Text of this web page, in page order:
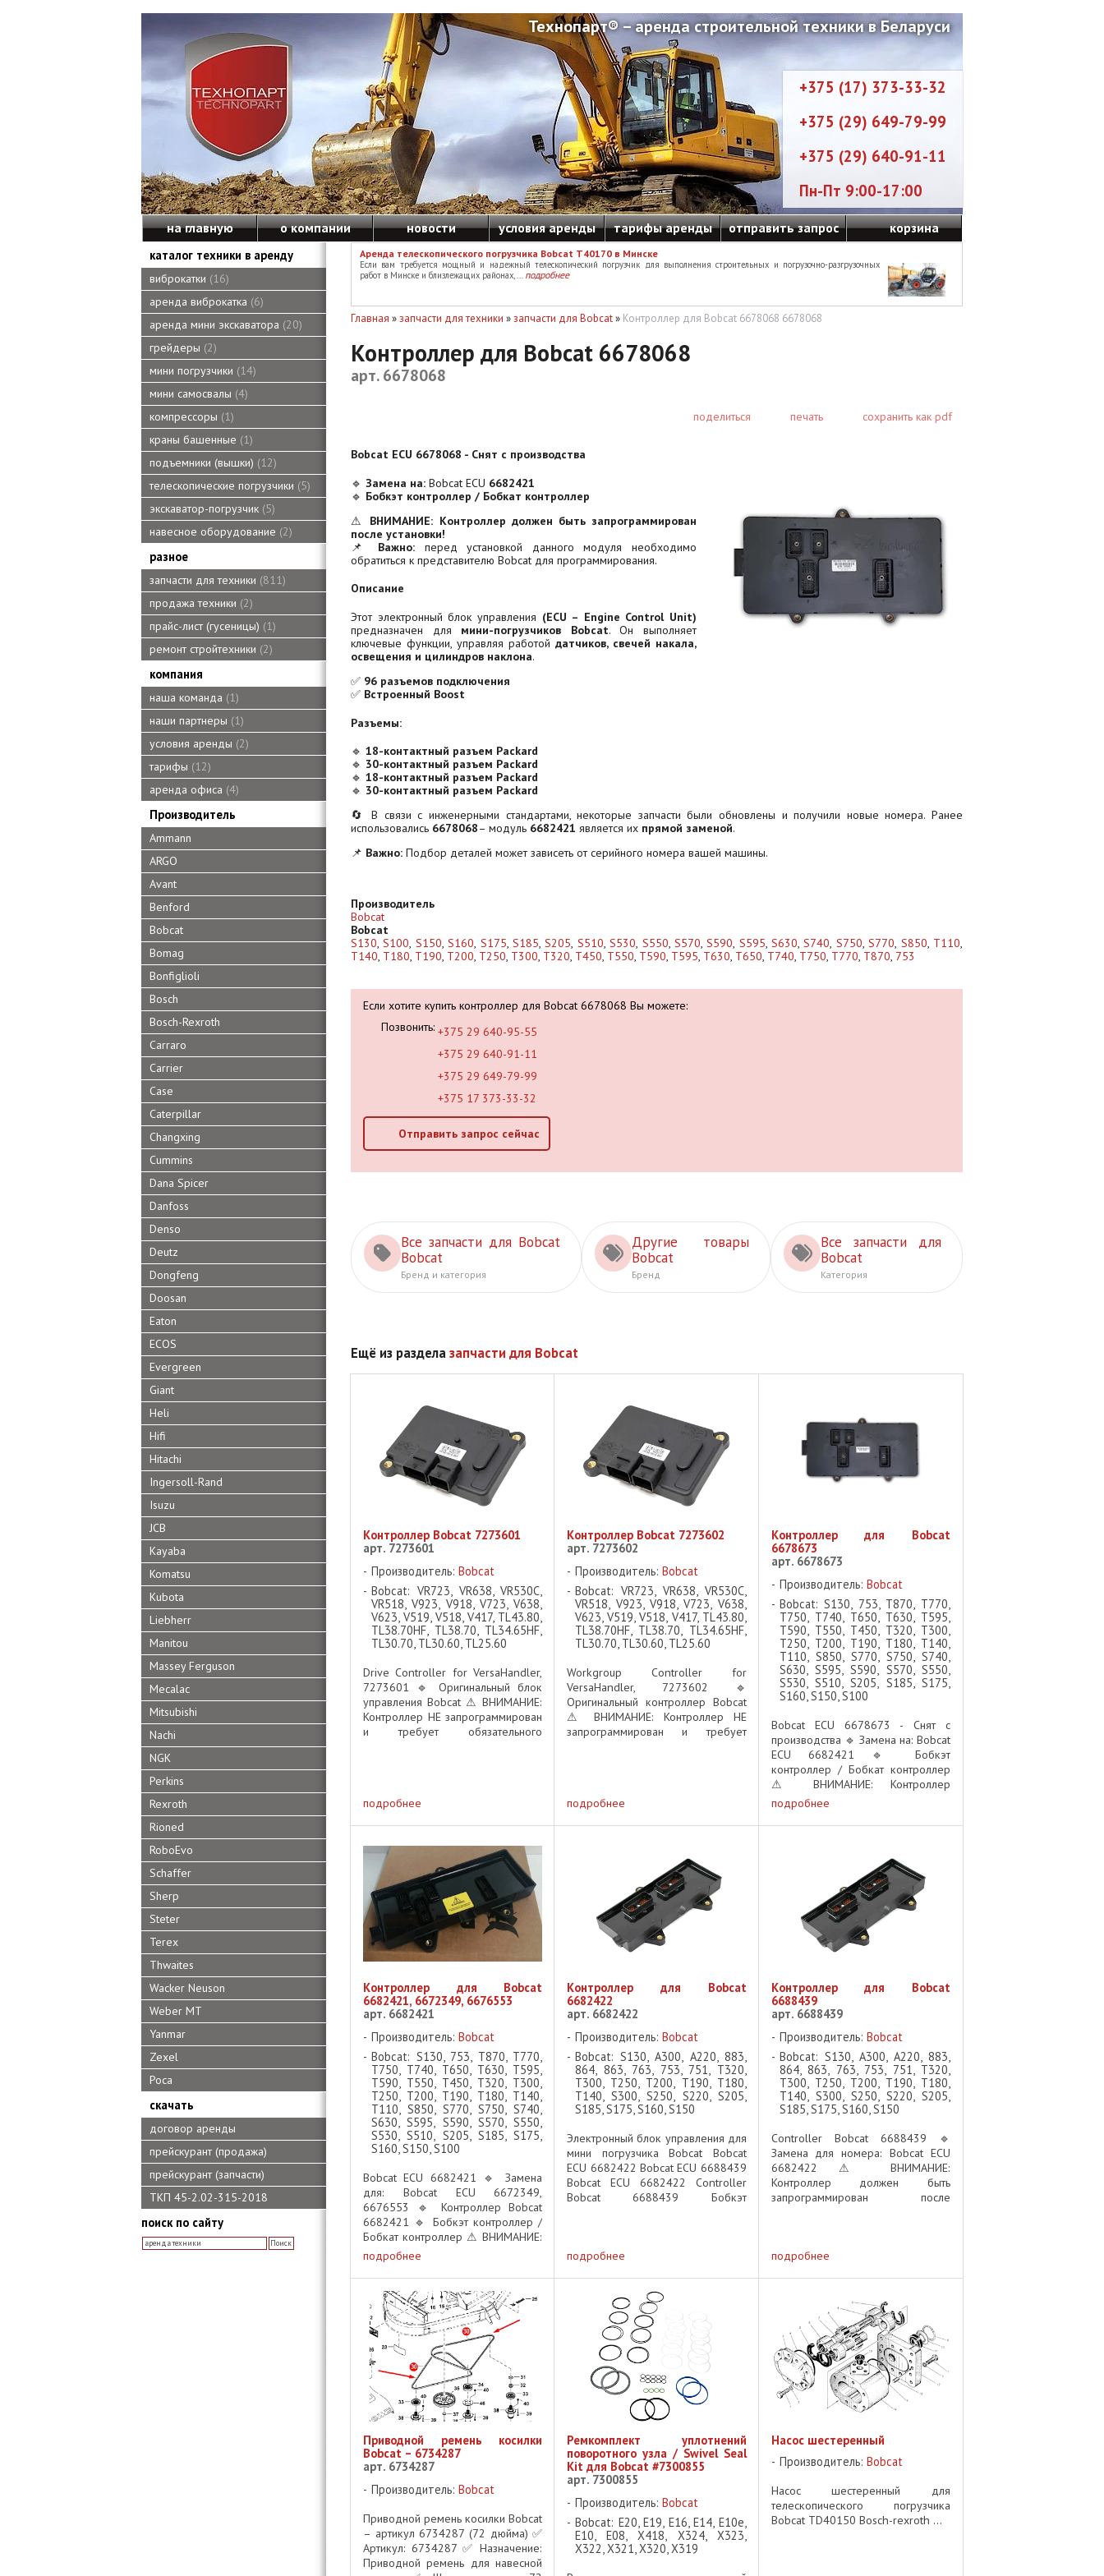
Технопарт® – аренда строительной техники в Беларуси
+375 (17) 373-33-32
+375 (29) 649-79-99
+375 (29) 640-91-11
Пн-Пт 9:00-17:00
на главную о компании новости условия аренды тарифы аренды отправить запрос корзина
каталог техники в аренду
виброкатки
16
аренда виброкатка 6
аренда мини экскаватора 20
грейдеры 2
мини погрузчики
14
мини самосвалы 4
компрессоры
1
краны башенные
1
подъемники (вышки)
12
телескопические погрузчики 5
экскаватор-погрузчик 5
навесное оборудование 2
разное
запчасти для техники 811
продажа техники 2
прайс-лист (гусеницы)
1
ремонт стройтехники 2
компания
наша команда
1
наши партнеры
1
условия аренды 2
тарифы
12
аренда офиса 4
Производитель
Ammann
ARGO
Avant
Benford
Bobcat
Bomag
Bonfiglioli
Bosch
Bosch-Rexroth
Carraro
Carrier
Case
Caterpillar
Changxing
Cummins
Dana Spicer
Danfoss
Denso
Deutz
Dongfeng
Doosan
Eaton
ECOS
Evergreen
Giant
Heli
Hifi
Hitachi
Ingersoll-Rand
Isuzu
JCB
Kayaba
Komatsu
Kubota
Liebherr
Manitou
Massey Ferguson
Mecalac
Mitsubishi
Nachi
NGK
Perkins
Rexroth
Rioned
RoboEvo
Schaffer
Sherp
Steter
Terex
Thwaites
Wacker Neuson
Weber MT
Yanmar
Zexel
Роса
скачать
договор аренды
прейскурант (продажа)
прейскурант (запчасти)
ТКП 45-2.02-315-2018
поиск по сайту
Аренда телескопического погрузчика Bobcat T40170 в Минске
Если вам требуется мощный и надежный телескопический погрузчик для выполнения строительных и погрузочно-разгрузочных
работ в Минске и близлежащих районах, ... подробнее
Главная »запчасти для техники »запчасти для Bobcat» Контроллер для Bobcat 6678068 6678068
Контроллер для Bobcat 6678068
арт. 6678068
поделиться печать сохранить как pdf
Bobcat ECU 6678068 - Снят с производства
🔹 Замена на: Bobcat ECU 6682421
🔹 Бобкэт контроллер / Бобкат контроллер
⚠ ВНИМАНИЕ: Контроллер должен быть запрограммирован
после установки!
📌 Важно: перед установкой данного модуля необходимо
обратиться к представителю Bobcat для программирования.
Описание
Этот электронный блок управления (ECU – Engine Control Unit)
предназначен для мини-погрузчиков Bobcat. Он выполняет
ключевые функции, управляя работой датчиков, свечей накала,
освещения и цилиндров наклона.
✅ 96 разъемов подключения
✅ Встроенный Boost
Разъемы:
🔹 18-контактный разъем Packard
🔹 30-контактный разъем Packard
🔹 18-контактный разъем Packard
🔹 30-контактный разъем Packard
🔄 В связи с инженерными стандартами, некоторые запчасти были обновлены и получили новые номера. Ранее
использовались 6678068– модуль 6682421 является их прямой заменой.
📌 Важно: Подбор деталей может зависеть от серийного номера вашей машины.
Производитель
Bobcat
Bobcat
S130,S100, S150,S160, S175, S185,S205, S510,S530, S550, S570,S590, S595,S630,S740, S750,S770, S850, T110,
T140, T180, T190, T200, T250, T300, T320, T450, T550, T590, T595, T630, T650, T740, T750, T770, T870, 753
Если хотите купить контроллер для Bobcat 6678068 Вы можете:
Позвонить: +375 29 640-95-55
+375 29 640-91-11
+375 29 649-79-99
+375 17 373-33-32
Отправить запрос сейчас
Все запчасти для Bobcat
Bobcat
Бренд и категория
Другие товары
Bobcat
Бренд
Все запчасти для
Bobcat
Категория
Ещё из разделазапчасти для Bobcat
Контроллер Bobcat 7273601
арт. 7273601
Производитель: Bobcat
Bobcat: VR723, VR638, VR530C,
VR518, V923, V918, V723, V638,
V623, V519, V518, V417, TL43.80,
TL38.70HF, TL38.70, TL34.65HF,
TL30.70, TL30.60, TL25.60
Drive Controller for VersaHandler,
7273601 🔹 Оригинальный блок
управления Bobcat ⚠ ВНИМАНИЕ:
Контроллер НЕ запрограммирован
и требует обязательного
подробнее
Контроллер Bobcat 7273602
арт. 7273602
Производитель:Bobcat
Bobcat: VR723, VR638, VR530C,
VR518, V923, V918, V723, V638,
V623, V519, V518, V417, TL43.80,
TL38.70HF, TL38.70, TL34.65HF,
TL30.70, TL30.60, TL25.60
Workgroup Controller for
VersaHandler, 7273602 🔹
Оригинальный контроллер Bobcat
⚠ ВНИМАНИЕ: Контроллер НЕ
запрограммирован и требует
подробнее
Контроллер для Bobcat
6678673
арт. 6678673
Производитель: Bobcat
Bobcat: S130, 753, T870, T770,
T750, T740, T650, T630, T595,
T590, T550, T450, T320, T300,
T250, T200, T190, T180, T140,
T110, S850, S770, S750, S740,
S630, S595, S590, S570, S550,
S530, S510, S205, S185, S175,
S160, S150, S100
Bobcat ECU 6678673 - Снят с
производства 🔹 Замена на: Bobcat
ECU 6682421 🔹 Бобкэт
контроллер / Бобкат контроллер
⚠ ВНИМАНИЕ: Контроллер
должен быть запрограммирован
после установки! 📌 Важно: перед
установкой данного модуля
подробнее
Контроллер для Bobcat
6682421, 6672349, 6676553
арт. 6682421
Производитель: Bobcat
Bobcat: S130, 753, T870, T770,
T750, T740, T650, T630, T595,
T590, T550, T450, T320, T300,
T250, T200, T190, T180, T140,
T110, S850, S770, S750, S740,
S630, S595, S590, S570, S550,
S530, S510, S205, S185, S175,
S160, S150, S100
Bobcat ECU 6682421 🔹 Замена
для: Bobcat ECU 6672349,
6676553 🔹 Контроллер Bobcat
6682421 🔹 Бобкэт контроллер /
Бобкат контроллер ⚠ ВНИМАНИЕ:
Контроллер должен быть
запрограммирован после
установки! 📌 Важно: перед
установкой данного модуля
необходимо ...
подробнее
Контроллер для Bobcat
6682422
арт. 6682422
Производитель:Bobcat
Bobcat: S130, A300, A220, 883,
864, 863, 763, 753, 751, T320,
T300, T250, T200, T190, T180,
T140, S300, S250, S220, S205,
S185, S175, S160, S150
Электронный блок управления для
мини погрузчика Bobcat Bobcat
ECU 6682422 Bobcat ECU 6688439
Bobcat ECU 6682422 Controller
Bobcat 6688439 Бобкэт
установки ...
подробнее
Контроллер для Bobcat
6688439
арт. 6688439
Производитель: Bobcat
Bobcat: S130, A300, A220, 883,
864, 863, 763, 753, 751, T320,
T300, T250, T200, T190, T180,
T140, S300, S250, S220, S205,
S185, S175, S160, S150
Controller Bobcat 6688439 🔹
Замена для номера: Bobcat ECU
6682422 ⚠ ВНИМАНИЕ:
Контроллер должен быть
запрограммирован после
Bobcat для программирования
подробнее
Приводной ремень косилки
Bobcat – 6734287
арт. 6734287
Производитель: Bobcat
Приводной ремень косилки Bobcat
– артикул 6734287 (72 дюйма) ✅
Артикул: 6734287 ✅ Назначение:
Приводной ремень для навесной
Ремкомплект уплотнений
поворотного узла / Swivel Seal
Kit для Bobcat #7300855
арт. 7300855
Производитель:Bobcat
Bobcat: E20, E19, E16, E14, E10e,
E10, E08, X418, X324, X323,
X322, X321, X320, X319
Насос шестеренный
Производитель: Bobcat
Насос шестеренный для
телескопического погрузчика
Bobcat TD40150 Bosch-rexroth ...